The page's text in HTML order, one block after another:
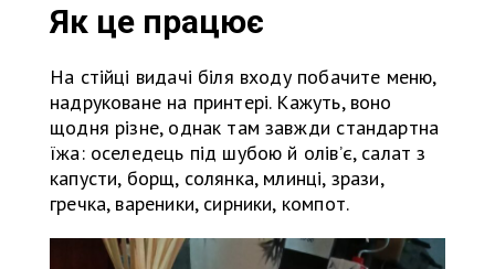
Як це працює
На стійці видачі біля входу побачите меню,
надруковане на принтері. Кажуть, воно
щодня різне, однак там завжди стандартна
їжа: оселедець під шубою й олів’є, салат з
капусти, борщ, солянка, млинці, зрази,
гречка, вареники, сирники, компот.